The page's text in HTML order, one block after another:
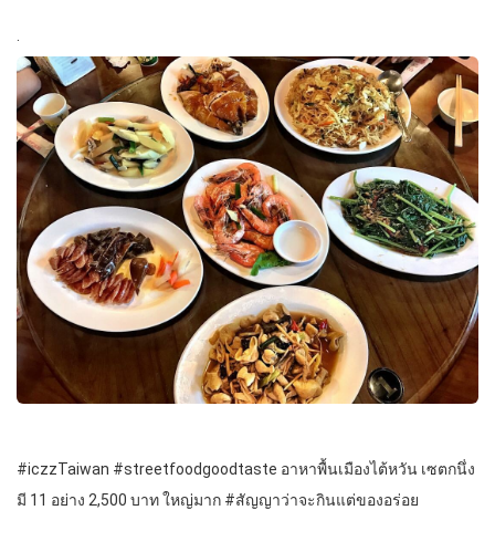
.
#iczzTaiwan #streetfoodgoodtaste อาหาพื้นเมืองไต้หวัน เซตกนึ่ง
มี 11 อย่าง 2,500 บาท ใหญ่มาก #สัญญาว่าจะกินแต่ของอร่อย